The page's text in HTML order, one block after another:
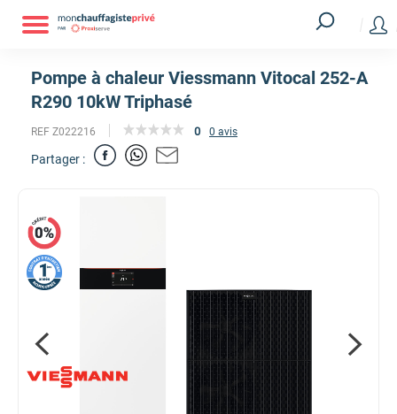
Pompe à chaleur Viessmann Vitocal 252-A
R290 10kW Triphasé
REF Z022216 0 0 avis
Partager :